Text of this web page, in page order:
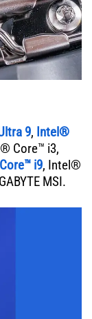
9, Intel®
Core™ i3,
i9, Intel®
MSI.